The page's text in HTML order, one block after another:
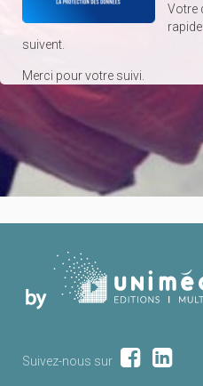
Votre
suivent.
Merci pour votre suivi.
Suivez-nous sur